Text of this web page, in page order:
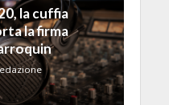
la cuffia
la firma